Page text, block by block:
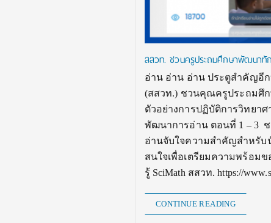
สสวท. ชวนครูประถมศึกษาพัฒนาทั
อ่าน อ่าน อ่าน ประตูสำคัญอีก
(สสวท.) ชวนคุณครูประถมศึก
ตัวอย่างการปฏิบัติการวิทยา
พัฒนาการอ่าน ตอนที่ 1 – 3 ช
อ่านจับใจความสำคัญสำหรับ
สนใจเพื่อเตรียมความพร้อมข
รู้ SciMath สสวท. https://
CONTINUE READING